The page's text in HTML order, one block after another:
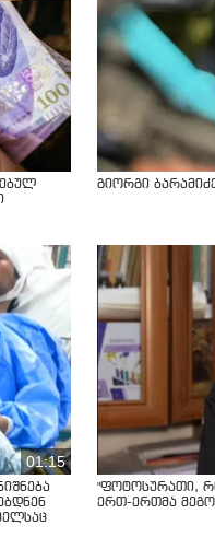
გიორგი
01:15
"ფოტოსურათი,
ერთ-ერთმა